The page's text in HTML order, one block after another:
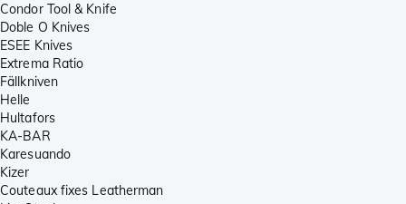
Condor Tool & Knife
Doble O Knives
ESEE Knives
Extrema Ratio
Fällkniven
Helle
Hultafors
KA-BAR
Karesuando
Kizer
Couteaux fixes Leatherman